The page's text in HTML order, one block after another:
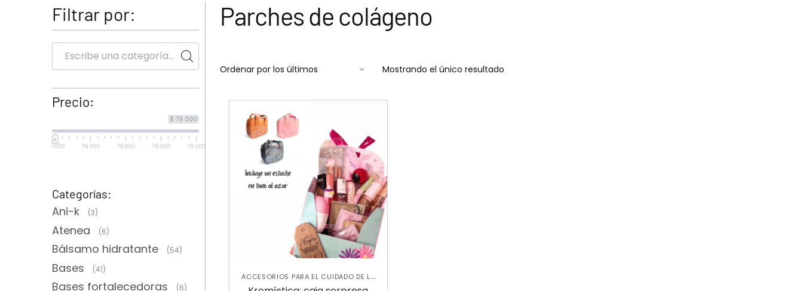
Parches de colágeno
Mostrando el único resultado
ACCESORIOS PARA EL CUIDADO DE LA
PIEL,ACCESORIOS PARA MAQUILLAJE
Filtrar por:
Precio:
$ 79 000
79 000 79 000 79 000 79 000 79 000
Categorías:
Ani-k (3)
Atenea (6)
Bálsamo hidratante (54)
Bases (41)
Bases fortalecedoras (6)